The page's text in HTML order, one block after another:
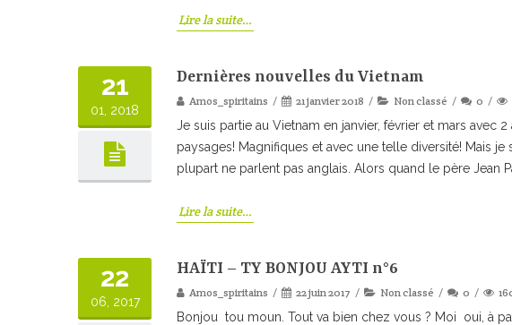
Lire la suite…
21
01, 2018
Dernières nouvelles du Vietnam
Amos_spiritains 21 janvier 2018 Non classé 0
Je suis partie au Vietnam en janvier, février et mars
paysages! Magnifiques et avec une telle diversité! Mais
plupart ne parlent pas anglais. Alors quand le père Jean
Lire la suite…
22
06, 2017
HAÏTI – TY BONJOU AYTI n°6
Amos_spiritains 22 juin 2017 Non classé 0
Bonjou tou moun. Tout va bien chez vous ? Moi oui, à